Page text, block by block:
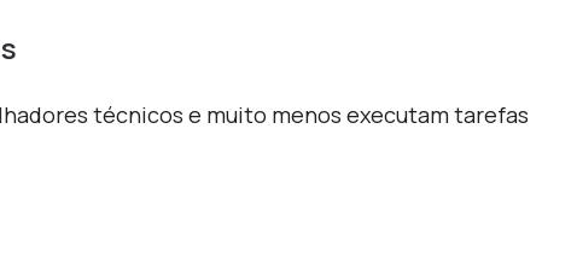
técnicos e muito menos executam tarefas